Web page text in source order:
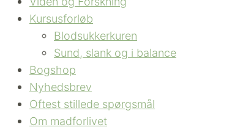
Kursusforløb
Blodsukkerkuren
Sund, slank og i balance
Bogshop
Nyhedsbrev
Oftest stillede spørgsmål
Om madforlivet